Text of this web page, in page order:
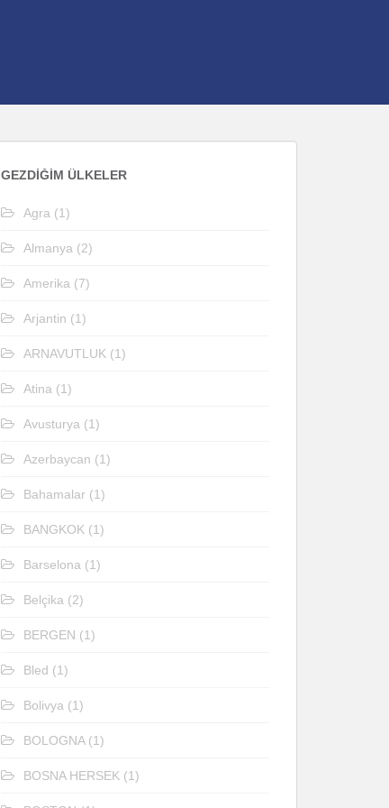
GEZDIĞIM ÜLKELER
Agra (1)
Almanya (2)
Amerika (7)
Arjantin (1)
ARNAVUTLUK (1)
Atina (1)
Avusturya (1)
Azerbaycan (1)
Bahamalar (1)
BANGKOK (1)
Barselona (1)
Belçika (2)
BERGEN (1)
Bled (1)
Bolivya (1)
BOLOGNA(1)
BOSNA HERSEK (1)